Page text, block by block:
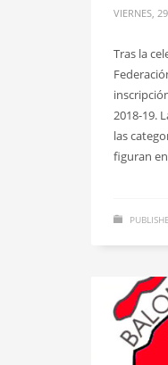
VIERNES,
Tras la
2018-19.
las
figuran